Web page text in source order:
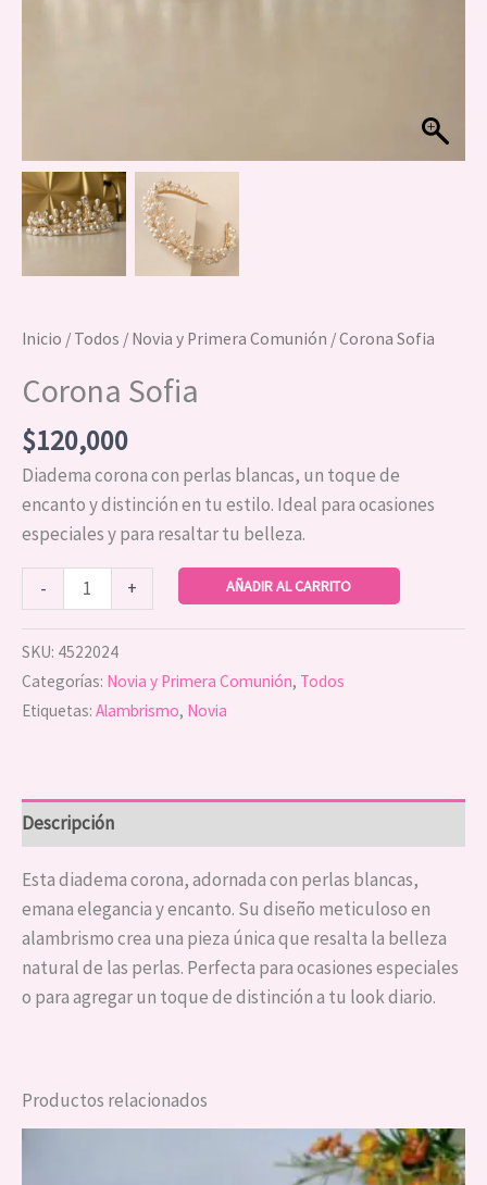
Inicio / Todos / Novia y Primera Comunión / Corona Sofia
Corona Sofia
$120,000
Diadema corona con perlas blancas, un toque de
encanto y distinción en tu estilo. Ideal para ocasiones
especiales y para resaltar tu belleza.
- + AÑADIR AL CARRITO
SKU: 4522024
Categorías: Novia y Primera Comunión, Todos
Etiquetas: Alambrismo, Novia
Descripción
Esta diadema corona, adornada con perlas blancas,
emana elegancia y encanto. Su diseño meticuloso en
alambrismo crea una pieza única que resalta la belleza
natural de las perlas. Perfecta para ocasiones especiales
o para agregar un toque de distinción a tu look diario.
Productos relacionados